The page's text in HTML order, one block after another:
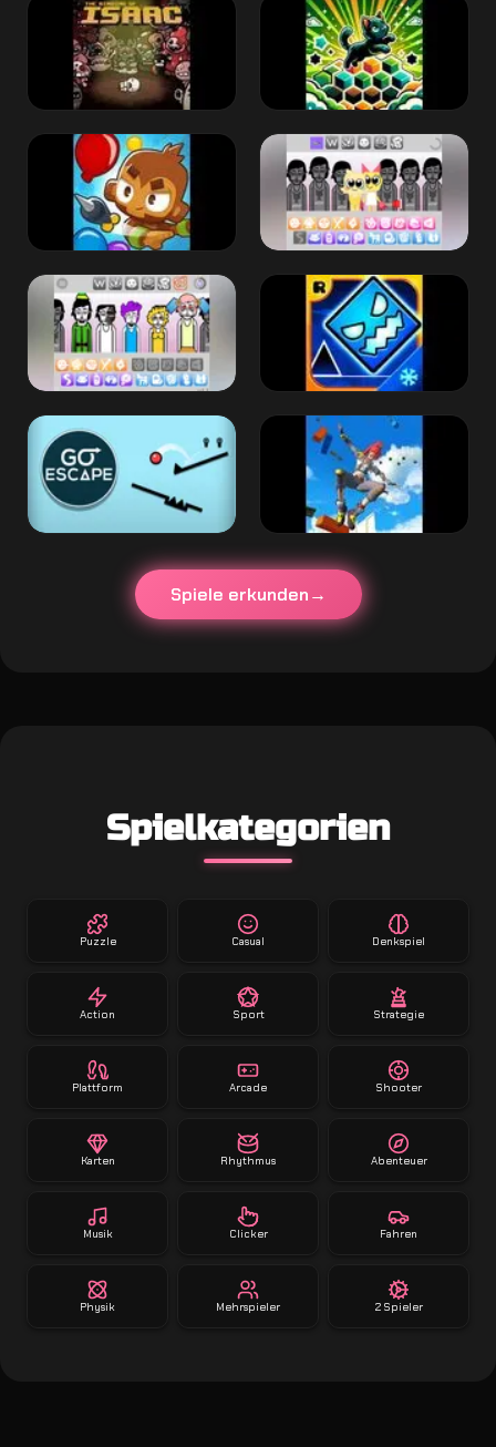
Spiele erkunden
Spielkategorien
Puzzle Casual Denkspiel
Action Sport Strategie
Plattform Arcade Shooter
Karten Rhythmus Abenteuer
Musik Clicker Fahren
Physik Mehrspieler 2 Spieler